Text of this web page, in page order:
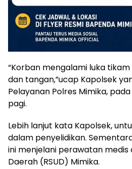
“Korban mengalami luka
dan tangan,”ucap Kapolsek
Pelayanan Polres Mimika,
pagi.
Lebih lanjut kata Kapolsek,
dalam penyelidikan.
ini menjelani perawatan medis
Daerah (RSUD) Mimika.